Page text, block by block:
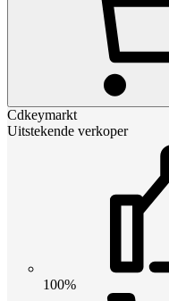
Cdkeymarkt
Uitstekende verkoper
100%